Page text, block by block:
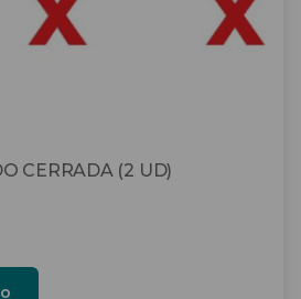
CERRADA (2 UD)